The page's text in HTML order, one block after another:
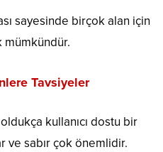
sayesinde birçok alan için
mümkündür.
Tavsiyeler
kullanıcı dostu bir
ve sabır çok önemlidir.